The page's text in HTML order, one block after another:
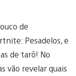
de
Pesadelos, e
de tarô! No
vão revelar quais